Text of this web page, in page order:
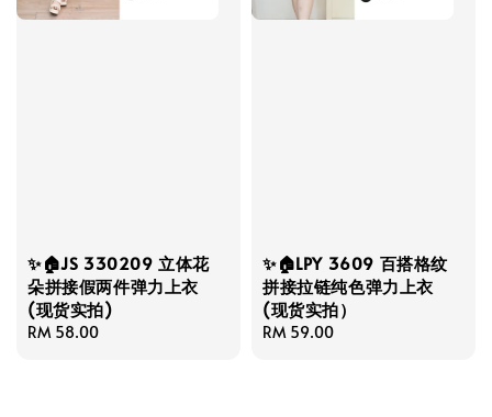
✨🏠JS 330209 立体花
朵拼接假两件弹力上衣
(现货实拍)
Regular
RM 58.00
✨🏠LPY 3609 百搭格纹
拼接拉链纯色弹力上衣
(现货实拍）
Regular
RM 59.00